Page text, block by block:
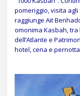
pomeriggio, visita
raggiunge Ait
omonima Kasbah,
dell’Atlante e
hotel, cena e